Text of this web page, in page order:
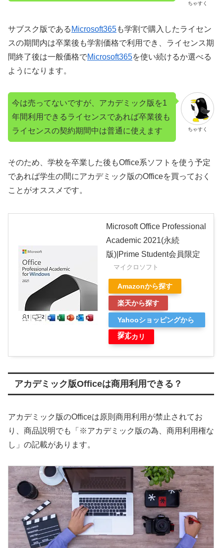
ちゃすく
サブスク版である Microsoft365も学割で購入したライセン
スの期間内は卒業後も学割価格で利用でき、ライセンス期
間終了後は一般価格でMicrosoft365を使い続けるか選べる
ようになります。
ちゃすく
今は売ってないですが、アカデミック版を1
年間利用できるライセンスであれば卒業後も
ライセンスの契約期間中は普通に使えます
そのため、学校を卒業した後もOffice系ソフトを使う予定
であれば学生の間にアカデミック版のOfficeを買っておく
ことがオススメです。
Microsoft Office Professional
Academic 2021(永続
版)|Prime Student会員限定
マイクロソフト
Amazonから探す
楽天から探す
Yahooショッピングから
探す
メルカリ
アカデミック版Officeは商用利用できる？
アカデミック版のOfficeは原則商用利用が禁止されてお
り、商品説明でも「※アカデミック版の為、商用利用権な
し」の記載があります。